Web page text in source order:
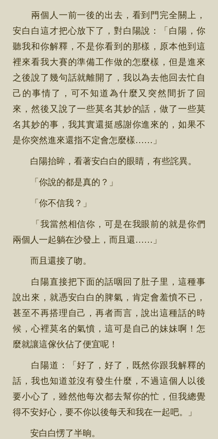
兩個人一前一後的出去，看到門完全關上，
安白白這才把心放下了，對白陽說：「白陽，你
聽我和你解釋，不是你看到的那樣，原本他到這
裡來看我大賽的準備工作做的怎麼樣，但是進來
之後說了幾句話就離開了，我以為去他回去忙自
己的事情了，可不知道為什麼又突然間折了回
來，然後又說了一些莫名其妙的話，做了一些莫
名其妙的事，我其實還挺感謝你進來的，如果不
是你突然進來還指不定會怎麼樣……」
白陽抬眸，看著安白白的眼睛，有些詫異。
「你說的都是真的？」
「你不信我？」
「我當然相信你，可是在我眼前的就是你們
兩個人一起躺在沙發上，而且還……」
而且還接了吻。
白陽直接把下面的話咽回了肚子里，這種事
說出來，就憑安白白的脾氣，肯定會羞憤不已，
甚至不再搭理自己，再者而言，說出這種話的時
候，心裡莫名的氣憤，這可是自己的妹妹啊！怎
麼就讓這傢伙佔了便宜呢！
白陽道：「好了，好了，既然你跟我解釋的
話，我也知道並沒有發生什麼，不過這個人以後
要小心了，雖然他每次都去幫你的忙，但我總覺
得不安好心，要不你以後每天和我在一起吧。」
安白白愣了半晌。